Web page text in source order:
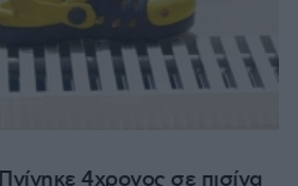
4χρονος σε πισίνα